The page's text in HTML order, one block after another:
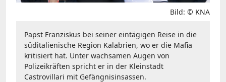
Bild: © KNA
Papst Franziskus bei seiner eintägigen Reise in die
süditalienische Region Kalabrien, wo er die Mafia
kritisiert hat. Unter wachsamen Augen von
Polizeikräften spricht er in der Kleinstadt
Castrovillari mit Gefängnisinsassen.